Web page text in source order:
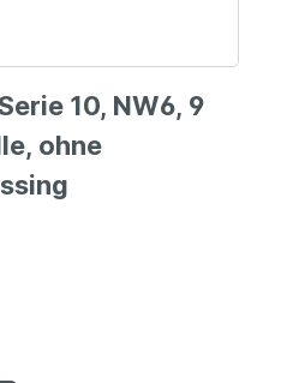
10, NW6, 9
ohne